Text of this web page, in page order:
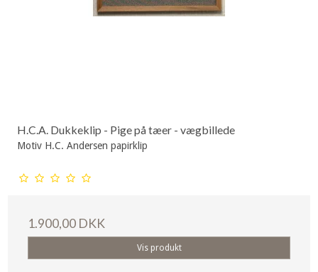
H.C.A. Dukkeklip - Pige på tæer - vægbillede
Motiv H.C. Andersen papirklip
1.900,00 DKK
Vis produkt